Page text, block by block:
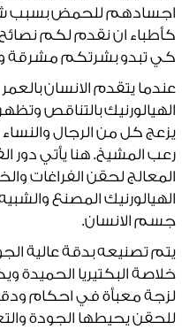
اجسادهم للحمض بسبب
كأطباء ان نقدم لكم
كي تبدو بشرتكم مشرقة
عندما يتقدم الانسان
الهيالورنيك بالتناقص
يزعج كل من الرجال
رعب المشيخ. هنا يأتي دور
المعالج لحقن الفراغات
الهيالورنيك المصنع
جسم الانسان.
يتم تصنيعه بدقة عالية
خلاصة البكتيريا
لزجة معبأة في احكام
للحقن يحيطها الجودة